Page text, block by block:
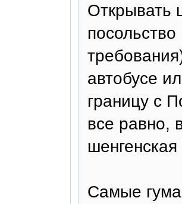
Открывать
автобусе
границу с
все равно,
Самые